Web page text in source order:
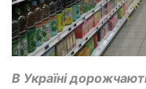
В Україні